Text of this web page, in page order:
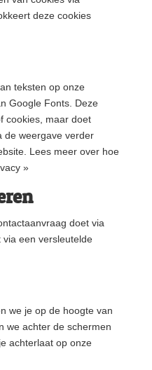
deze cookies
teksten op onze
Google Fonts. Deze
cookies, maar doet
de weergave verder
Lees meer over hoe
»
doet via
een versleutelde
we je op de hoogte van
we achter de schermen
achterlaat op onze